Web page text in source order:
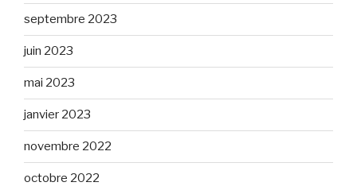
septembre 2023
juin 2023
mai 2023
janvier 2023
novembre 2022
octobre 2022